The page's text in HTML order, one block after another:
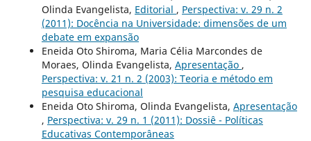
Olinda Evangelista, Editorial , Perspectiva: v. 29 n. 2
(2011): Docência na Universidade: dimensões de um
debate em expansão
Eneida Oto Shiroma, Maria Célia Marcondes de
Moraes, Olinda Evangelista, Apresentação ,
Perspectiva: v. 21 n. 2 (2003): Teoria e método em
pesquisa educacional
Eneida Oto Shiroma, Olinda Evangelista, Apresentação
, Perspectiva: v. 29 n. 1 (2011): Dossiê - Políticas
Educativas Contemporâneas